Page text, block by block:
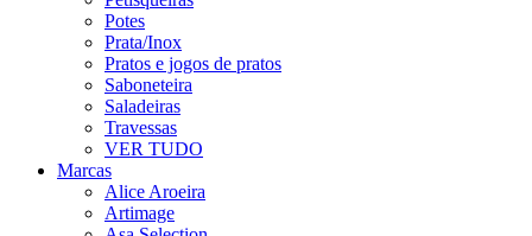
Potes
Prata/Inox
Pratos e jogos de pratos
Saboneteira
Saladeiras
Travessas
VER TUDO
Marcas
Alice Aroeira
Artimage